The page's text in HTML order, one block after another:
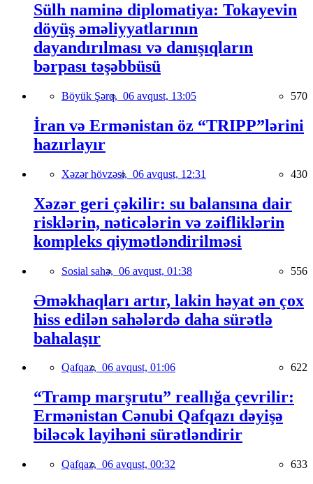
Sülh naminə diplomatiya: Tokayevin
döyüş əməliyyatlarının
dayandırılması və danışıqların
bərpası təşəbbüsü
Böyük Şərq, 06 avqust, 13:05 570
İran və Ermənistan öz “TRIPP”lərini
hazırlayır
Xəzər hövzəsi, 06 avqust, 12:31 430
Xəzər geri çəkilir: su balansına dair
risklərin, nəticələrin və zəifliklərin
kompleks qiymətləndirilməsi
Sosial sahə, 06 avqust, 01:38 556
Əməkhaqları artır, lakin həyat ən çox
hiss edilən sahələrdə daha sürətlə
bahalaşır
Qafqaz, 06 avqust, 01:06 622
“Tramp marşrutu” reallığa çevrilir:
Ermənistan Cənubi Qafqazı dəyişə
biləcək layihəni sürətləndirir
Qafqaz, 06 avqust, 00:32 633